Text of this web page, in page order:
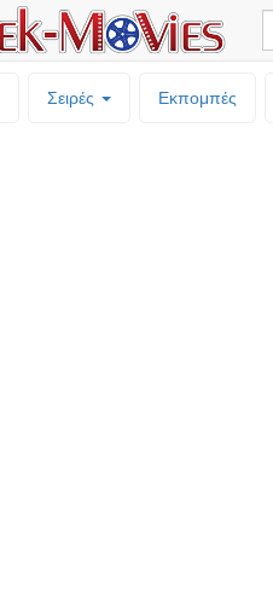
Σειρές Εκπομπές